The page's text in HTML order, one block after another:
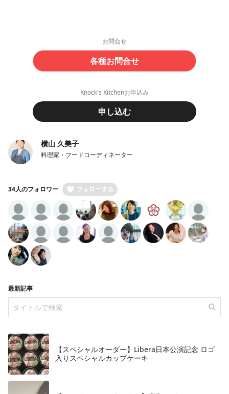
お問合せ
各種お問合せ
Knock's Kitchenお申込み
申し込む
横山 久美子
料理家・フードコーディネーター
34人のフォロワー フォローする
最新記事
【スペシャルオーダー】Libera日本公演記念 ロゴ
入りスペシャルカップケーキ